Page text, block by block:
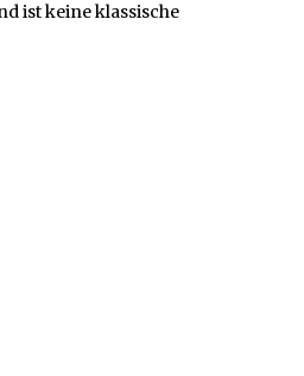
ist keine klassische